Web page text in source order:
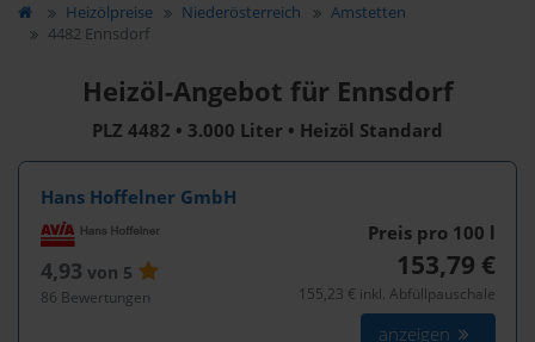
Heizölpreise Niederösterreich
Amstetten
4482 Ennsdorf
Heizöl-Angebot für Ennsdorf
PLZ 4482 • 3.000 Liter • Heizöl Standard
Hans Hoffelner GmbH
4,93 von 5
86 Bewertungen
Preis pro 100 l
153,79 €
155,23 € inkl. Abfüllpauschale
anzeigen